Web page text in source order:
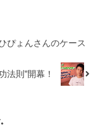
ぴょんさんのケース
法則”開幕！